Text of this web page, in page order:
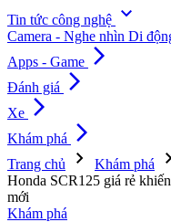
Tin tức công nghệ expand_more
Camera - Nghe nhìn Di
Apps - Game arrow_forward_ios
Đánh giá arrow_forward_ios
Xe arrow_forward_ios
Khám phá arrow_forward_ios
Trang chủ chevron_right Khám phá chevron_right
Honda SCR125 giá rẻ
mới
Khám phá